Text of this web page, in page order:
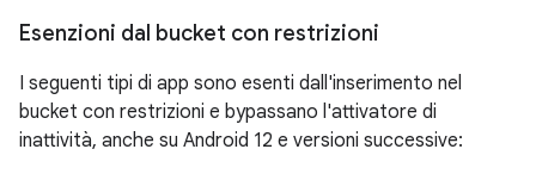
Esenzioni dal bucket con restrizioni
I seguenti tipi di app sono esenti dall'inserimento nel
bucket con restrizioni e bypassano l'attivatore di
inattività, anche su Android 12 e versioni successive: